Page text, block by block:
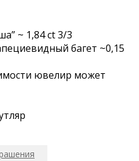
~ 1,84 сt 3/3
багет ~0,15
ювелир может